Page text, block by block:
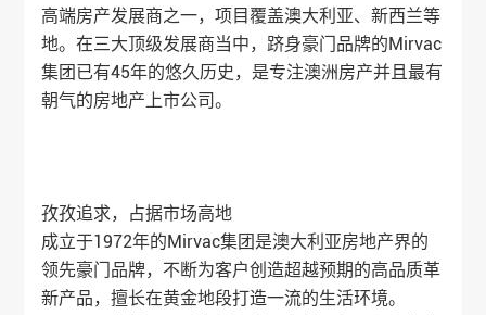
高端房产发展商之一，项目覆盖澳大利亚、新西兰等
地。在三大顶级发展商当中，跻身豪门品牌的Mirvac
集团已有45年的悠久历史，是专注澳洲房产并且最有
朝气的房地产上市公司。
孜孜追求，占据市场高地
成立于1972年的Mirvac集团是澳大利亚房地产界的
领先豪门品牌，不断为客户创造超越预期的高品质革
新产品，擅长在黄金地段打造一流的生活环境。